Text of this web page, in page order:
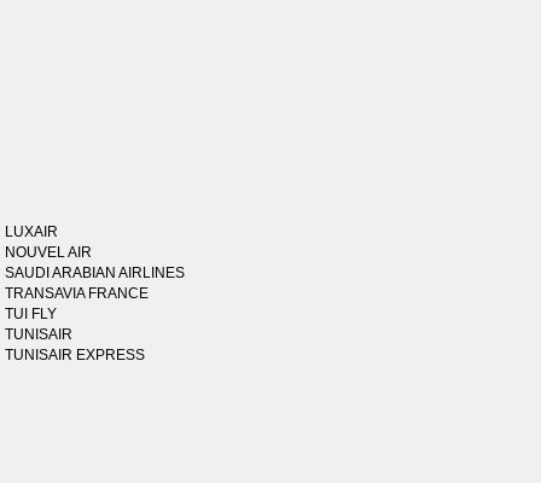
LUXAIR
NOUVEL AIR
SAUDI ARABIAN AIRLINES
TRANSAVIA FRANCE
TUI FLY
TUNISAIR
TUNISAIR EXPRESS